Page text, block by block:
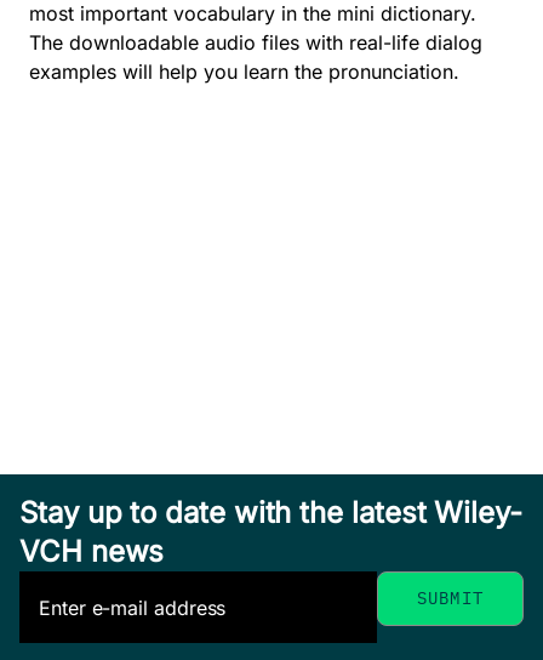
most important vocabulary in the mini dictionary.
The downloadable audio files with real-life dialog
examples will help you learn the pronunciation.
Stay up to date with the latest Wiley-
VCH news